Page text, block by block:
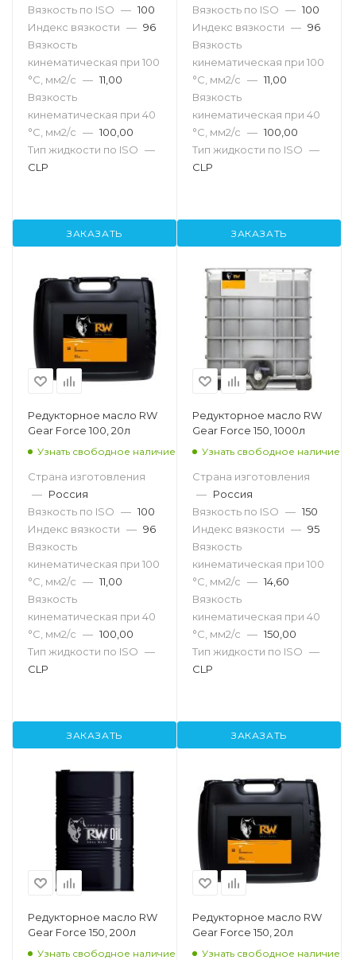
Вязкость по ISO — 100
Индекс вязкости — 96
Вязкость
кинематическая при 100
°С, мм2/с — 11,00
Вязкость
кинематическая при 40
°С, мм2/с — 100,00
Тип жидкости по ISO —
CLP
ЗАКАЗАТЬ
Вязкость по ISO — 100
Индекс вязкости — 96
Вязкость
кинематическая при 100
°С, мм2/с — 11,00
Вязкость
кинематическая при 40
°С, мм2/с — 100,00
Тип жидкости по ISO —
CLP
ЗАКАЗАТЬ
Редукторное масло RW
Gear Force 100, 20л
Узнать свободное наличие
Страна изготовления
— Россия
Вязкость по ISO — 100
Индекс вязкости — 96
Вязкость
кинематическая при 100
°С, мм2/с — 11,00
Вязкость
кинематическая при 40
°С, мм2/с — 100,00
Тип жидкости по ISO —
CLP
ЗАКАЗАТЬ
Редукторное масло RW
Gear Force 150, 1000л
Узнать свободное наличие
Страна изготовления
— Россия
Вязкость по ISO — 150
Индекс вязкости — 95
Вязкость
кинематическая при 100
°С, мм2/с — 14,60
Вязкость
кинематическая при 40
°С, мм2/с — 150,00
Тип жидкости по ISO —
CLP
ЗАКАЗАТЬ
Редукторное масло RW
Gear Force 150, 200л
Узнать свободное наличие
Редукторное масло RW
Gear Force 150, 20л
Узнать свободное наличие